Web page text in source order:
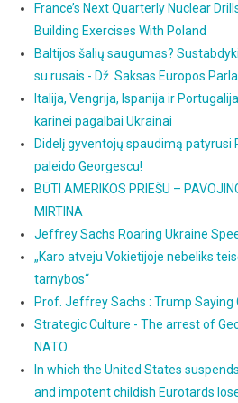
France’s Next Quarterly Nuclear
Building Exercises With Poland
Baltijos šalių saugumas?
su rusais - Dž. Saksas Europos
Italija, Vengrija, Ispanija ir
karinei pagalbai Ukrainai
Didelį gyventojų spaudimą patyrusi
paleido Georgescu!
BŪTI AMERIKOS PRIEŠU –
MIRTINA
Jeffrey Sachs Roaring Ukraine
„Karo atveju Vokietijoje nebeliks
tarnybos“
Prof. Jeffrey Sachs : Trump Saying
Strategic Culture - The arrest of
NATO
In which the United States
and impotent childish Eurotards